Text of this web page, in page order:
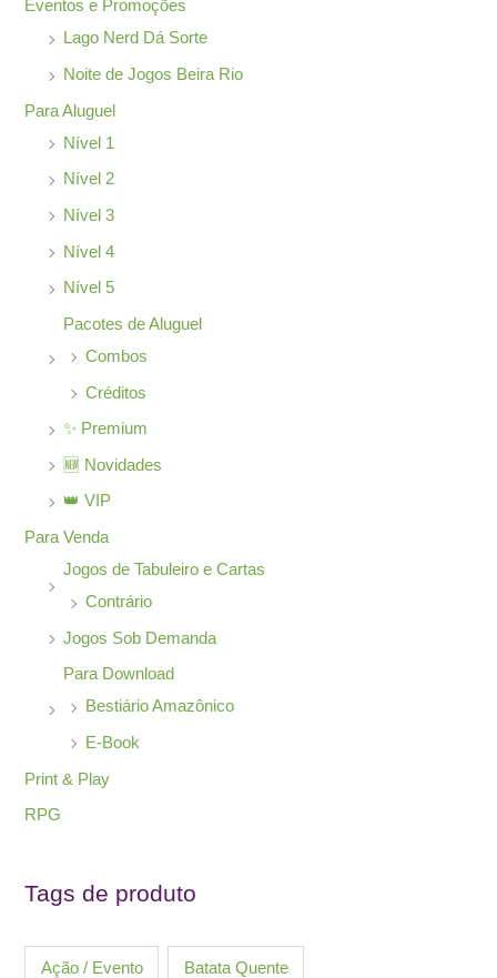
Eventos e Promoções
Lago Nerd Dá Sorte
Noite de Jogos Beira Rio
Para Aluguel
Nível 1
Nível 2
Nível 3
Nível 4
Nível 5
Pacotes de Aluguel
Combos
Créditos
✨ Premium
🆕 Novidades
👑 VIP
Para Venda
Jogos de Tabuleiro e Cartas
Contrário
Jogos Sob Demanda
Para Download
Bestiário Amazônico
E-Book
Print & Play
RPG
Tags de produto
Ação / Evento Batata Quente